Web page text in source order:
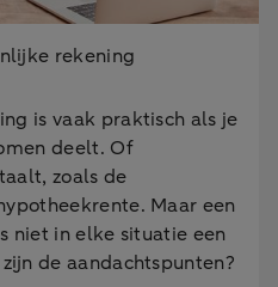
rekening
is vaak praktisch als je
deelt. Of
zoals de
Maar een
niet in elke situatie een
de aandachtspunten?